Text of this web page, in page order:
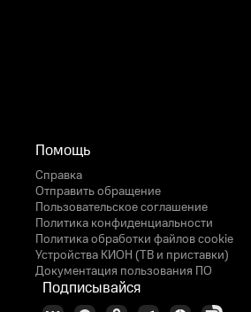
Помощь
Справка
Отправить обращение
Пользовательское соглашение
Политика конфиденциальности
Политика обработки файлов cookie
Устройства КИОН (ТВ и приставки)
Документация пользования ПО
Подписывайся